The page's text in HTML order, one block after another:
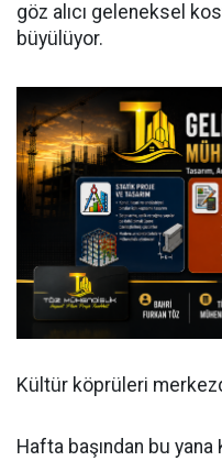
göz alıcı geleneksel
büyülüyor.
Kültür köprüleri
Hafta başından bu yana